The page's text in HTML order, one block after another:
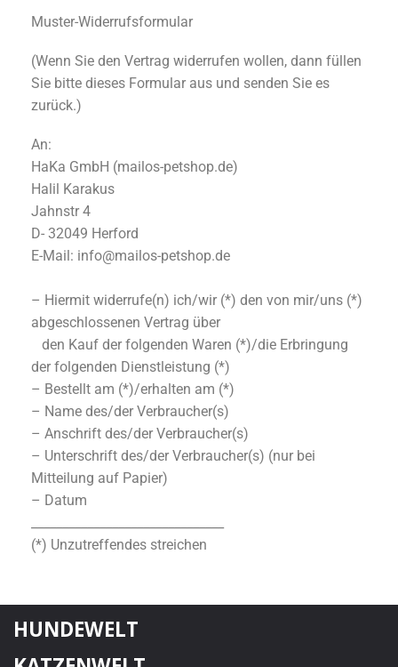
Muster-Widerrufsformular
(Wenn Sie den Vertrag widerrufen wollen, dann füllen
Sie bitte dieses Formular aus und senden Sie es
zurück.)
An:
HaKa GmbH (mailos-petshop.de)
Halil Karakus
Jahnstr 4
D- 32049 Herford
E-Mail: info@mailos-petshop.de
– Hiermit widerrufe(n) ich/wir (*) den von mir/uns (*)
abgeschlossenen Vertrag über
den Kauf der folgenden Waren (*)/die Erbringung
der folgenden Dienstleistung (*)
– Bestellt am (*)/erhalten am (*)
– Name des/der Verbraucher(s)
– Anschrift des/der Verbraucher(s)
– Unterschrift des/der Verbraucher(s) (nur bei
Mitteilung auf Papier)
– Datum
(*) Unzutreffendes streichen
HUNDEWELT